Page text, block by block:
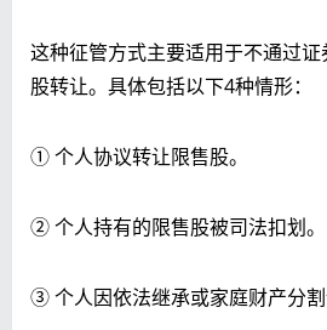
这种征管方式主要适用于不通过
股转让。具体包括以下4种情形：
① 个人协议转让限售股。
② 个人持有的限售股被司法扣划。
③ 个人因依法继承或家庭财产分割